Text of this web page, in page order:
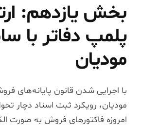
بخش یازدهم:
پلمپ دفاتر با
مودیان
با اجرایی شدن قانون پایانه‌های
مودیان، رویکرد ثبت اسناد دچار
امروزه فاکتورهای فروش به صورت